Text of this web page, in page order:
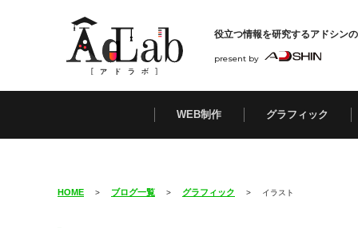
役立つ情報を研究するアドシン
present by
WEB制作 グラフィック
HOME > ブログ一覧 > グラフィック > イラスト